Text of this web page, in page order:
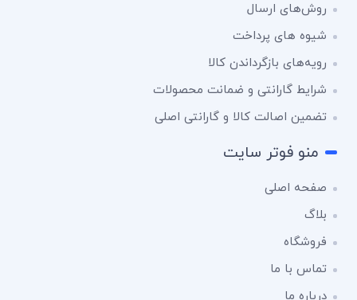
روش‌های ارسال
شیوه های پرداخت
رویه‌های بازگرداندن کالا
شرایط گارانتی و ضمانت محصولات
تضمین اصالت کالا و گارانتی اصلی
منو فوتر سایت
صفحه اصلی
بلاگ
فروشگاه
تماس با ما
درباره ما